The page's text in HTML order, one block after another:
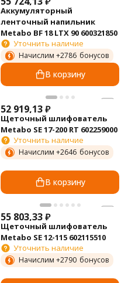
Аккумуляторный
ленточный напильник
Metabo BF 18 LTX 90 600321850
Уточнить наличие
Начислим +2786 бонусов
В корзину
52 919,13₽
Щеточный шлифователь
Metabo SE 17-200 RT 602259000
Уточнить наличие
Начислим +2646 бонусов
В корзину
55 803,33₽
Щеточный шлифователь
Metabo SE 12-115 602115510
Уточнить наличие
Начислим +2790 бонусов